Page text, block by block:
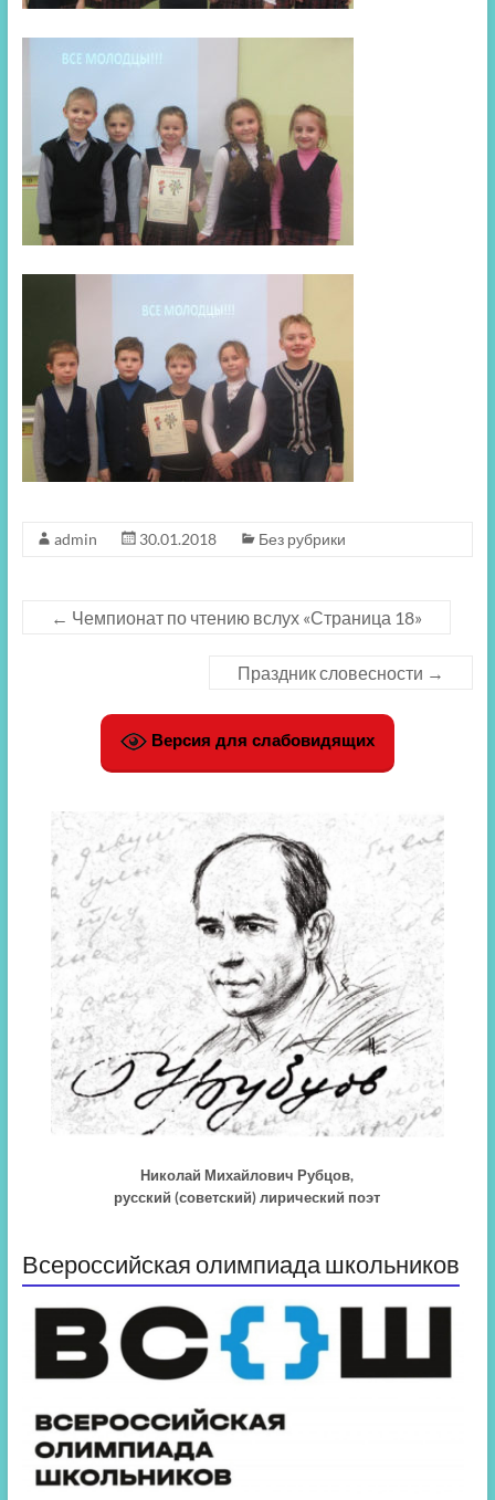
admin 30.01.2018 Без рубрики
← Чемпионат по чтению вслух «Страница 18»
Праздник словесности →
Версия для слабовидящих
Николай Михайлович Рубцов,
русский (советский) лирический поэт
Всероссийская олимпиада школьников